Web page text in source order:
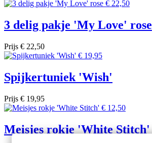
3 delig pakje 'My Love' rose
Prijs € 22,50
Spijkertuniek 'Wish'
Prijs € 19,95
Meisjes rokje 'White Stitch'